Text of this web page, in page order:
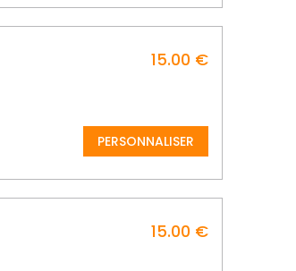
15.00 €
PERSONNALISER
15.00 €